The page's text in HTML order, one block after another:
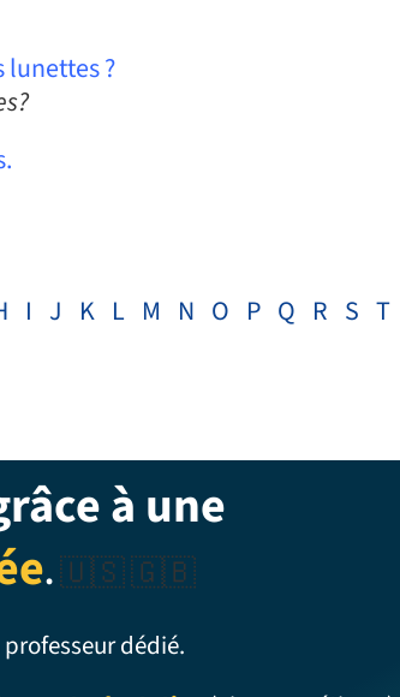
lunettes ?
I J K L M N O P Q R S T
à une
.🇺🇸 🇬🇧
dédié.